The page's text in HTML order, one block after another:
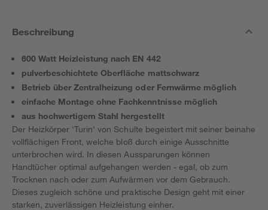
Beschreibung
600 Watt Heizleistung nach EN 442
pulverbeschichtete Oberfläche mattschwarz
Betrieb über Zentralheizung oder Fernwärme möglich
einfache Montage ohne Fachkenntnisse möglich
aus hochwertigem Stahl hergestellt
Der Heizkörper 'Turin' von Schulte begeistert mit seiner beinahe
vollflächigen Front, welche bloß durch einige Ausschnitte
unterbrochen wird. In diesen Aussparungen können
Handtücher optimal aufgehangen werden - egal, ob zum
Trocknen nach oder zum Aufwärmen vor dem Gebrauch.
Dieses zugleich schöne und praktische Design geht mit einer
starken, zuverlässigen Heizleistung einher.